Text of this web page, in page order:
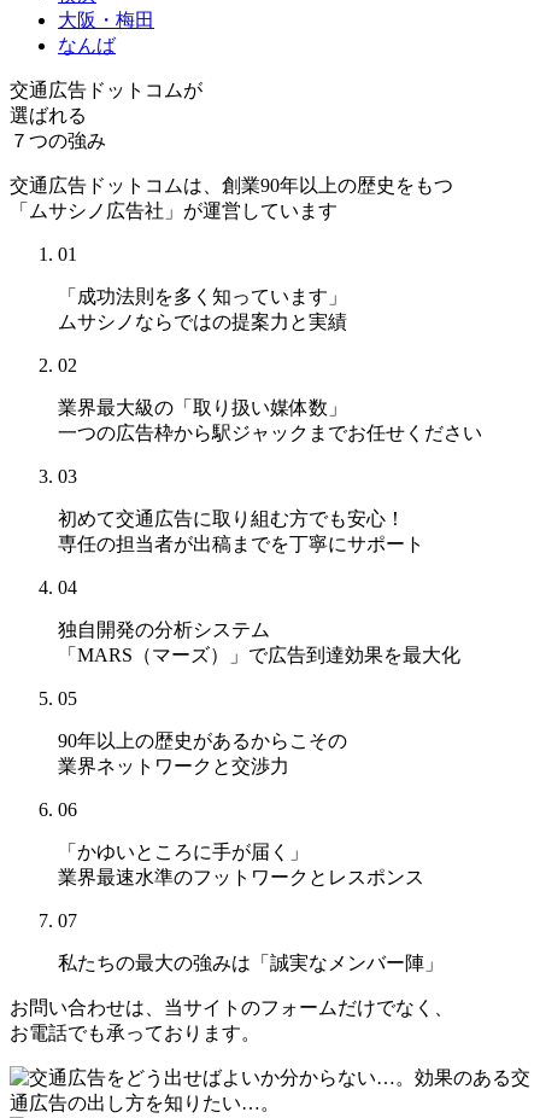
大阪・梅田
なんば
交通広告ドットコムが
選ばれる
７つの強み
交通広告ドットコムは、創業90年以上の歴史をもつ
「ムサシノ広告社」が運営しています
01
「成功法則を多く知っています」
ムサシノならではの提案力と実績
02
業界最大級の「取り扱い媒体数」
一つの広告枠から駅ジャックまでお任せください
03
初めて交通広告に取り組む方でも安心！
専任の担当者が出稿までを丁寧にサポート
04
独自開発の分析システム
「MARS（マーズ）」 で広告到達効果を最大化
05
90年以上の歴史があるからこその
業界ネットワークと交渉力
06
「かゆいところに手が届く」
業界最速水準のフットワークとレスポンス
07
私たちの最大の強みは 「誠実なメンバー陣」
お問い合わせは、当サイトのフォームだけでなく、
お電話でも承っております。